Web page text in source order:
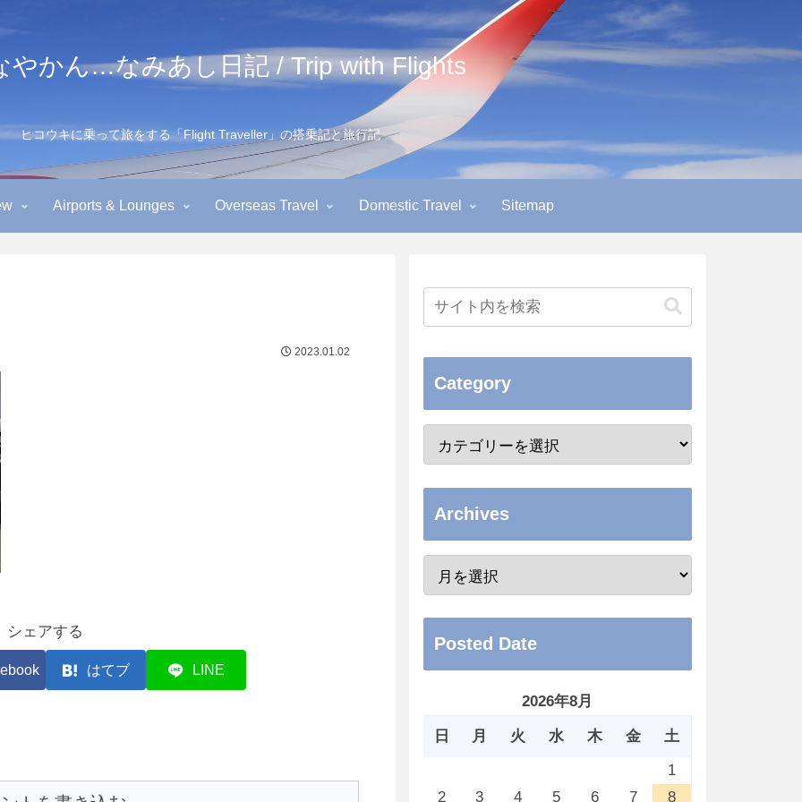
やかん…なみあし日記 / Trip with Flights
ヒコウキに乗って旅をする「Flight Traveller」の搭乗記と旅行記
Airports & Lounges Overseas Travel Domestic Travel Sitemap
2023.01.02
シェアする
はてブ LINE
Category
Archives
Posted Date
2026年8月
日 月 火 水 木 金
土
1
2
3 4 5 6 7
8